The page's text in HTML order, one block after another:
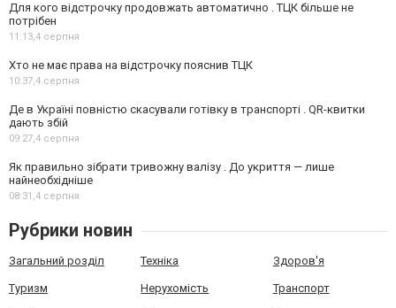
Для кого відстрочку продовжать автоматично . ТЦК більше не
потрібен
11:13,4 серпня
Хто не має права на відстрочку пояснив ТЦК
10:37,4 серпня
Де в Україні повністю скасували готівку в транспорті . QR-квитки
дають збій
09:27,4 серпня
Як правильно зібрати тривожну валізу . До укриття — лише
найнеобхідніше
08:31,4 серпня
Рубрики новин
Загальний розділ Техніка Здоров'я
Туризм Нерухомість Транспорт